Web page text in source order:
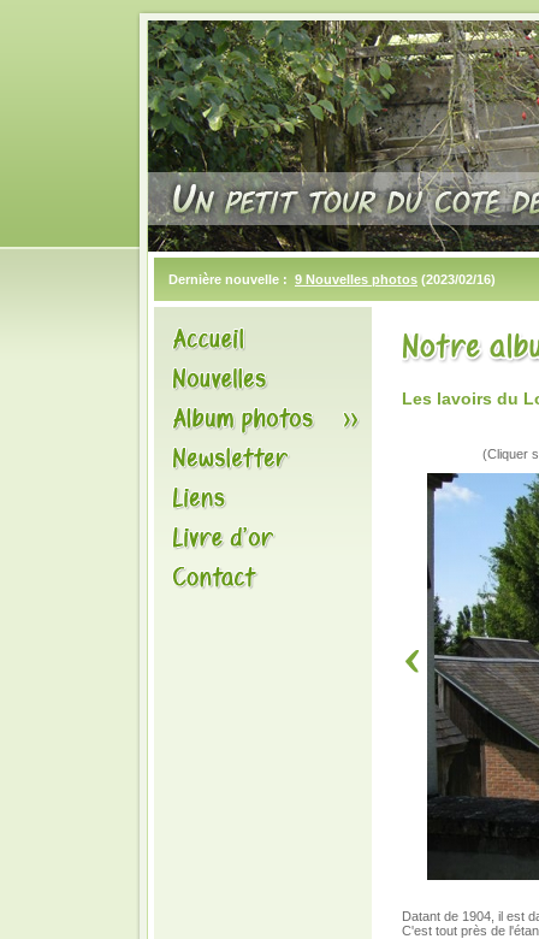
Dernière nouvelle : 9 Nouvelles photos (2023/02/16)
Les lavoirs du
(Cliquer
Datant de 1904, il est
C'est tout près de